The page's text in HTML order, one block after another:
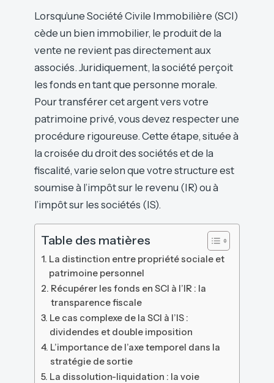
Lorsqu’une Société Civile Immobilière (SCI)
cède un bien immobilier, le produit de la
vente ne revient pas directement aux
associés. Juridiquement, la société perçoit
les fonds en tant que personne morale.
Pour transférer cet argent vers votre
patrimoine privé, vous devez respecter une
procédure rigoureuse. Cette étape, située à
la croisée du droit des sociétés et de la
fiscalité, varie selon que votre structure est
soumise à l’impôt sur le revenu (IR) ou à
l’impôt sur les sociétés (IS).
Table des matières
La distinction entre propriété sociale et
patrimoine personnel
Récupérer les fonds en SCI à l’IR : la
transparence fiscale
Le cas complexe de la SCI à l’IS :
dividendes et double imposition
L’importance de l’axe temporel dans la
stratégie de sortie
La dissolution-liquidation : la voie